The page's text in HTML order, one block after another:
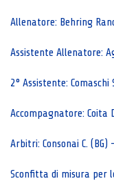
Allenatore: Behring
Assistente Allenatore:
2° Assistente: Comaschi
Accompagnatore: Coita
Arbitri: Consonai C. (BG)
Sconfitta di misura per